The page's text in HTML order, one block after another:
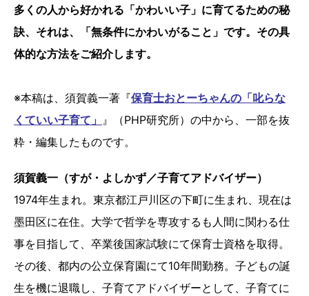
多くの人から好かれる「かわいい子」に育てるための秘
訣、それは、「無条件にかわいがること」です。その具
体的な方法をご紹介します。
※本稿は、須賀義一著『保育士おとーちゃんの「叱らな
くていい子育て」
』（PHP研究所）の中から、一部を抜
粋・編集したものです。
須賀義一（すが・よしかず／子育てアドバイザー）
1974年生まれ。東京都江戸川区の下町に生まれ、現在は
墨田区に在住。大学で哲学を専攻するも人間に関わる仕
事を目指して、卒業後国家試験にて保育士資格を取得。
その後、都内の公立保育園にて10年間勤務。子どもの誕
生を機に退職し、子育てアドバイザーとして、子育てに